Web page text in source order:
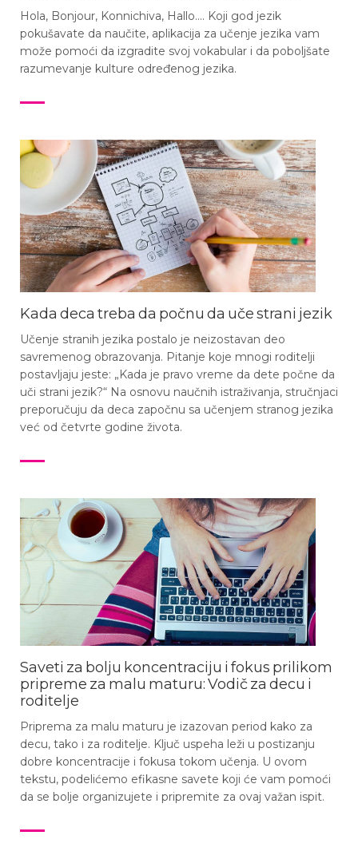
Hola, Bonjour, Konnichiva, Hallo…. Koji god jezik
pokušavate da naučite, aplikacija za učenje jezika vam
može pomoći da izgradite svoj vokabular i da poboljšate
razumevanje kulture određenog jezika.
Kada deca treba da počnu da uče strani jezik
Učenje stranih jezika postalo je neizostavan deo
savremenog obrazovanja. Pitanje koje mnogi roditelji
postavljaju jeste: „Kada je pravo vreme da dete počne da
uči strani jezik?“ Na osnovu naučnih istraživanja, stručnjaci
preporučuju da deca započnu sa učenjem stranog jezika
već od četvrte godine života.
Saveti za bolju koncentraciju i fokus prilikom
pripreme za malu maturu: Vodič za decu i
roditelje
Priprema za malu maturu je izazovan period kako za
decu, tako i za roditelje. Ključ uspeha leži u postizanju
dobre koncentracije i fokusa tokom učenja. U ovom
tekstu, podelićemo efikasne savete koji će vam pomoći
da se bolje organizujete i pripremite za ovaj važan ispit.